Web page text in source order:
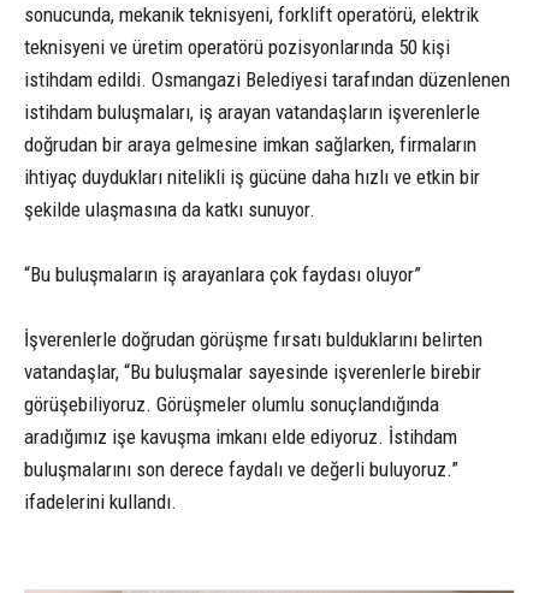
sonucunda, mekanik teknisyeni, forklift operatörü, elektrik
teknisyeni ve üretim operatörü pozisyonlarında 50 kişi
istihdam edildi. Osmangazi Belediyesi tarafından düzenlenen
istihdam buluşmaları, iş arayan vatandaşların işverenlerle
doğrudan bir araya gelmesine imkan sağlarken, firmaların
ihtiyaç duydukları nitelikli iş gücüne daha hızlı ve etkin bir
şekilde ulaşmasına da katkı sunuyor.
“Bu buluşmaların iş arayanlara çok faydası oluyor”
İşverenlerle doğrudan görüşme fırsatı bulduklarını belirten
vatandaşlar, “Bu buluşmalar sayesinde işverenlerle birebir
görüşebiliyoruz. Görüşmeler olumlu sonuçlandığında
aradığımız işe kavuşma imkanı elde ediyoruz. İstihdam
buluşmalarını son derece faydalı ve değerli buluyoruz.”
ifadelerini kullandı.